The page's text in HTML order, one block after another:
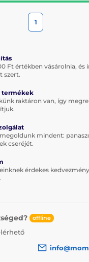
1
Ft értékben vásárolnia, és
szert.
termékek
raktáron van, így
mindent:
cseréjét.
érdekes
offline